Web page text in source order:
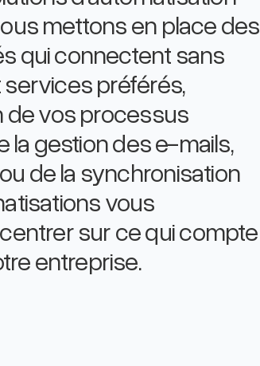
mettons en place des
qui connectent sans
préférés,
de vos processus
la gestion des e-mails,
de la synchronisation
vous
sur ce qui compte
entreprise.